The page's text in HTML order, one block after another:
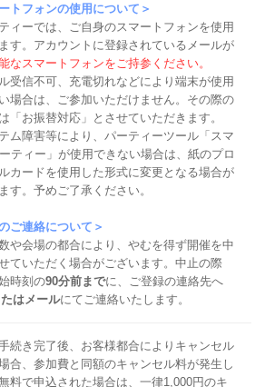
トフォンの使用について＞
ィーでは、ご自身のスマートフォンを使用
す。アカウントに登録されているメールが
なスマートフォンをご持参ください。
受信不可、充電切れなどにより端末が使用
場合は、ご参加いただけません。その際の
「お振替対応」とさせていただきます。
ム障害等により、パーティーツール「スマ
ティー」が使用できない場合は、紙のプロ
カードを使用した形式に変更となる場合が
す。予めご了承ください。
ご連絡について＞
や会場の都合により、やむを得ず開催を中
ていただく場合がございます。中止の際
時刻の90分前までに、ご登録の連絡先へ
はメールにてご連絡いたします。
続き完了後、お客様都合によりキャンセル
合、参加費と同額のキャンセル料が発生し
料で申込された場合は、一律1,000円のキ